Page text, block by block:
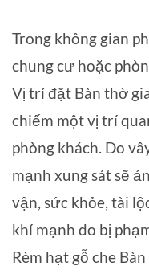
Trong không gian
chung cư hoặc
Vị trí đặt Bàn thờ
chiếm một vị trí
phòng khách. Do
mạnh xung sát sẽ
vận, sức khỏe, tài
khí mạnh do bị
Rèm hạt gỗ che